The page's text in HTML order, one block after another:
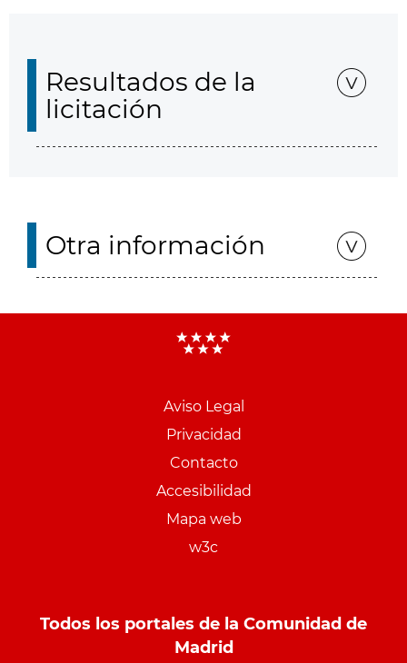
Resultados de la
licitación
Otra información
Aviso Legal
Privacidad
Contacto
Accesibilidad
Mapa web
w3c
Todos los portales de la Comunidad de
Madrid